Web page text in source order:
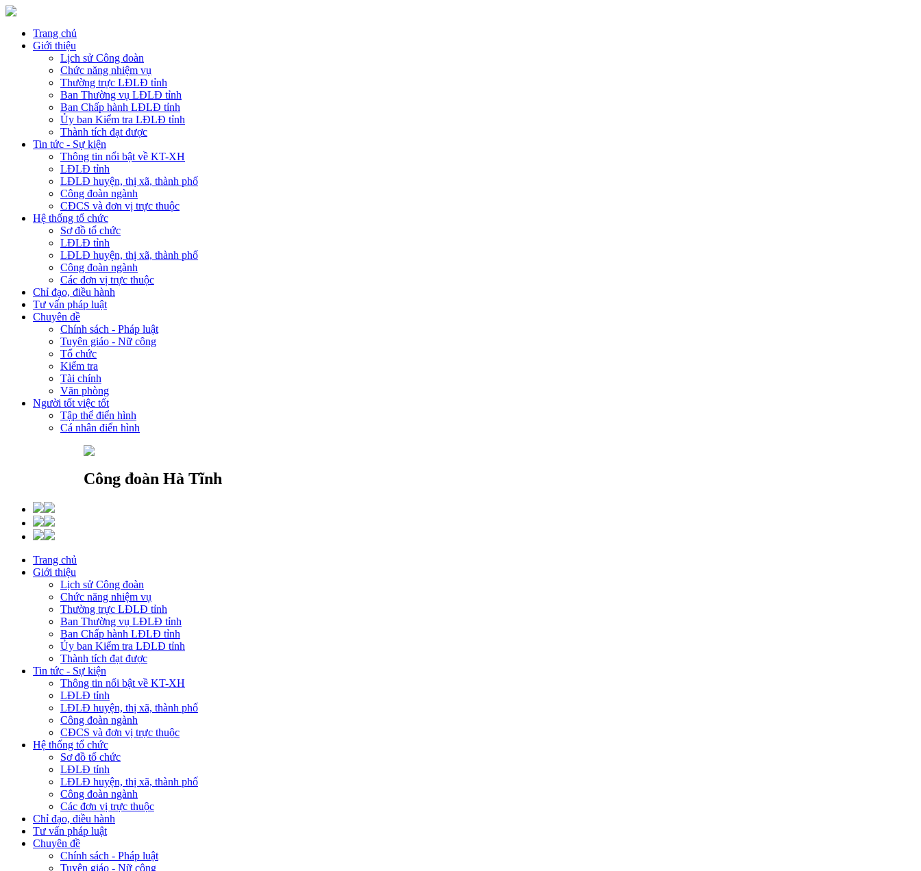
Trang chủ
Giới thiệu
Lịch sử Công đoàn
Chức năng nhiệm vụ
Thường trực LĐLĐ tỉnh
Ban Thường vụ LĐLĐ tỉnh
Ban Chấp hành LĐLĐ tỉnh
Ủy ban Kiểm tra LĐLĐ tỉnh
Thành tích đạt được
Tin tức - Sự kiện
Thông tin nổi bật về KT-XH
LĐLĐ tỉnh
LĐLĐ huyện, thị xã, thành phố
Công đoàn ngành
CĐCS và đơn vị trực thuộc
Hệ thống tổ chức
Sơ đồ tổ chức
LĐLĐ tỉnh
LĐLĐ huyện, thị xã, thành phố
Công đoàn ngành
Các đơn vị trực thuộc
Chỉ đạo, điều hành
Tư vấn pháp luật
Chuyên đề
Chính sách - Pháp luật
Tuyên giáo - Nữ công
Tổ chức
Kiểm tra
Tài chính
Văn phòng
Người tốt việc tốt
Tập thể điển hình
Cá nhân điển hình
Công đoàn Hà Tĩnh
Trang chủ
Giới thiệu
Lịch sử Công đoàn
Chức năng nhiệm vụ
Thường trực LĐLĐ tỉnh
Ban Thường vụ LĐLĐ tỉnh
Ban Chấp hành LĐLĐ tỉnh
Ủy ban Kiểm tra LĐLĐ tỉnh
Thành tích đạt được
Tin tức - Sự kiện
Thông tin nổi bật về KT-XH
LĐLĐ tỉnh
LĐLĐ huyện, thị xã, thành phố
Công đoàn ngành
CĐCS và đơn vị trực thuộc
Hệ thống tổ chức
Sơ đồ tổ chức
LĐLĐ tỉnh
LĐLĐ huyện, thị xã, thành phố
Công đoàn ngành
Các đơn vị trực thuộc
Chỉ đạo, điều hành
Tư vấn pháp luật
Chuyên đề
Chính sách - Pháp luật
Tuyên giáo - Nữ công